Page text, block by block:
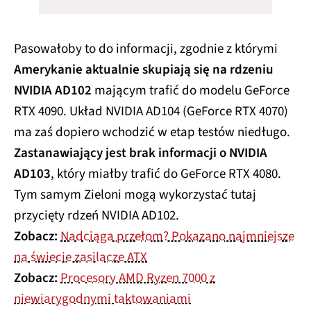
Pasowałoby to do informacji, zgodnie z którymi
Amerykanie aktualnie skupiają się na rdzeniu
NVIDIA AD102 mającym trafić do modelu GeForce
RTX 4090. Układ NVIDIA AD104 (GeForce RTX 4070)
ma zaś dopiero wchodzić w etap testów niedługo.
Zastanawiający jest brak informacji o NVIDIA
AD103, który miałby trafić do GeForce RTX 4080.
Tym samym Zieloni mogą wykorzystać tutaj
przycięty rdzeń NVIDIA AD102.
Zobacz:Nadciąga przełom? Pokazano najmniejsze
na świecie zasilacze ATX
Zobacz:Procesory AMD Ryzen 7000 z
niewiarygodnymi taktowaniami